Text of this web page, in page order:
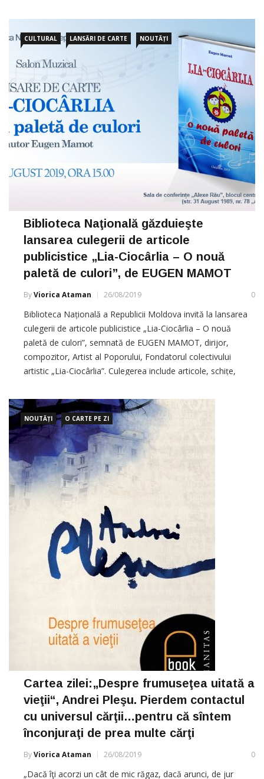
CULTURAL LANSĂRI DE CARTE NOUTĂȚI
Biblioteca Naţională găzduieşte
lansarea culegerii de articole
publicistice „Lia-Ciocârlia – O nouă
paletă de culori”, de EUGEN MAMOT
ByViorica Ataman 26/08/2019 0
Biblioteca Națională a Republicii Moldova invită la lansarea
culegerii de articole publicistice „Lia-Ciocârlia – O nouă
paletă de culori”, semnată de EUGEN MAMOT, dirijor,
compozitor, Artist al Poporului, Fondatorul colectivului
artistic „Lia-Ciocârlia”. Culegerea include articole, schițe,
colectiv artistic-
NOUTĂȚI O CARTE PE ZI
Cartea zilei:„Despre frumuseţea uitată a
vieţii“, Andrei Pleşu. Pierdem contactul
cu universul cărţii…pentru că sîntem
înconjuraţi de prea multe cărţi
ByViorica Ataman 26/08/2019 0
„Dacă îţi acorzi un cât de mic răgaz, dacă arunci, de jur